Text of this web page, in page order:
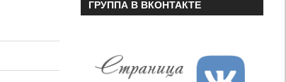
ГРУППА В ВКОНТАКТЕ